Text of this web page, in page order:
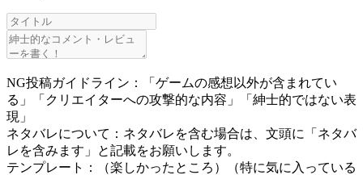
NG投稿ガイドライン：「ゲームの感想以外が含まれてい
る」「クリエイターへの攻撃的な内容」「紳士的ではない表
現」
ネタバレについて：ネタバレを含む場合は、文頭に「ネタバ
レを含みます」と記載をお願いします。
テンプレート：（楽しかったところ）（特に気に入っている